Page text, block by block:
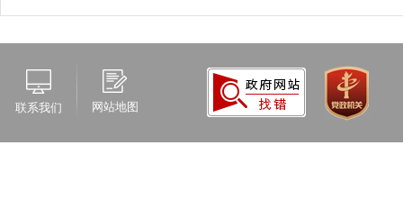
联系我们 网站地图